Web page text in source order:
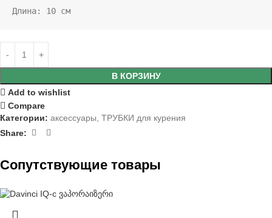
Длина: 10 см
В КОРЗИНУ
Add to wishlist
Compare
Категории: аксессуары, ТРУБКИ для курения
Share:
Cопутствующие товары